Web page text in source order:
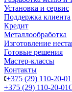
Установка и сервис
Поддержка клиента
Кредит
Металлообработка
Изготовление
Готовые решения
Мастер-классы
Контакты
+375 (29) 110-20-01
+375 (29) 110-20-01